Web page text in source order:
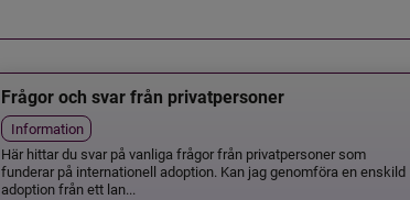
Frågor och svar från privatpersoner
Information
Här hittar du svar på vanliga frågor från privatpersoner som
funderar på internationell adoption. Kan jag genomföra en enskild
adoption från ett lan...